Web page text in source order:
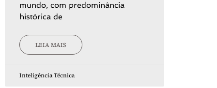
mundo, com predominância
histórica de
LEIA MAIS
Inteligência Técnica